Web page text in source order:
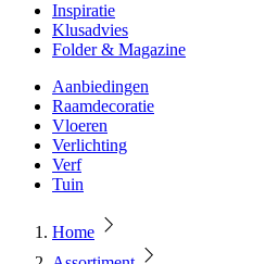
Inspiratie
Klusadvies
Folder & Magazine
Aanbiedingen
Raamdecoratie
Vloeren
Verlichting
Verf
Tuin
Home